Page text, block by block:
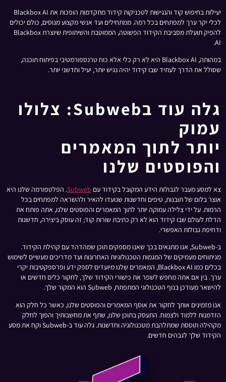
יעילות בחיפוש קוד והנגישות לטכניקות קידוד מתקדמות הופכות את Blackbox AI
לכלי יקר ערך למפתחים בכל רמה. ממתחילים ועד אנשי מקצוע מנוסים, כולם יכולים
להפיק תועלת מסביבת הקידוד הפשוטה, הממוטבת והשיתופית שיוצרת Blackbox
AI.
במהותה, Blackbox AI היא לא רק כלי אלא כוח טרנספורמטיבי בפיתוח תוכנה,
שסולל את הדרך לעתיד שבו קידוד יהיה נגיש יותר, יעיל וחדשני יותר.
גלה עוד בSubweb: צלולו
עמוק
יותר לתוך המאמרים
והפוסטים שלנו
צא למסע מעבר לגבולות הידע המקובל בקידוד עם Subweb. הפלטפורמה שלנו היא
אוצר בלום של תובנות, טיפים וחדשנות שנועדו להאיר ולהשראה למפתחים בכל
הרמות. על ידי צלילה עמוקה יותר לתוך המאמרים והפוסטים שלנו, אתה פותח את
הדלת לעולם שבו קידוד הוא לא רק כתיבת שורות קוד; זה עוסק ביצירה, חדשנות
ודחיפת גבולות האפשרי.
ב-Subweb, אנו מתגאים בכך שאנו מספקים תוכן שמהדהד עם קהילת הקידוד.
מניתוחים מעמיקים של המגמות הטכנולוגיות האחרונות ועד מדריכים מעשיים לשימוש
בכלים כמו Blackbox AI, המאמרים שלנו מיועדים לספק ידע ופרספקטיבות יקרי
ערך. בין אם אתה מחפש לשפר את כישורי הקידוד שלך, לחקור כלים חדשים או
להישאר מעודכן בנוף הטכנולוגי המתפתח, Subweb הוא המקור שלך.
אנו מזמינים אותך לחקור את אוסף המאמרים והפוסטים שלנו, כאשר כל חלק הוא
הזדמנות ללמוד ולצמוח. התעסק בתוכן שלנו, שתף את מחשבותיך והפוך לחלק
מקהילה תוססת שמתלהבת מטכנולוגיה וחדשנות. גלה עוד ב-Subweb וקח את מסע
הקידוד שלך לגבהים חדשים.